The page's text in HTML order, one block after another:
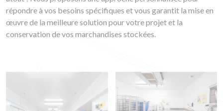
répondre à vos besoins spécifiques et vous garantit la mise en
œuvre de la meilleure solution pour votre projet et la
conservation de vos marchandises stockées.